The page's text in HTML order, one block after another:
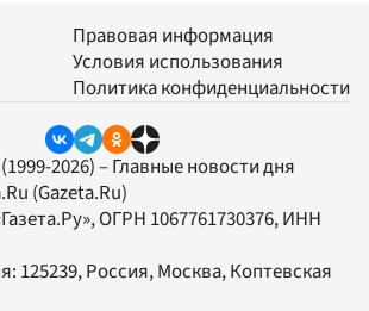
Правовая информация
Условия использования
Политика конфиденциальности
2026) – Главные новости дня
(Gazeta.Ru)
, ОГРН 1067761730376, ИНН
125239, Россия, Москва, Коптевская